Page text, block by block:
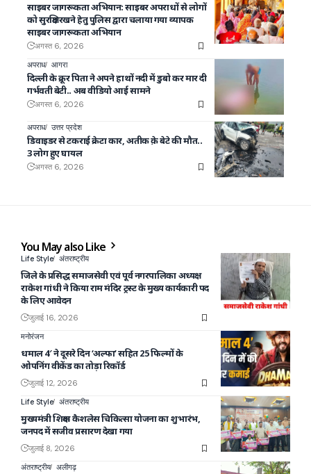
साइबर जागरूकता अभियान: साइबर अपराधों से लोगों
को सुरक्षित रखने हेतु पुलिस द्वारा चलाया गया व्यापक
साइबर जागरूकता अभियान
अगस्त 6, 2026
अपराध आगरा
दिल्ली के क्रूर पिता ने अपने हाथों नदी में डुबो कर मार दी
गर्भवती बेटी.. अब वीडियो आई सामने
अगस्त 6, 2026
अपराध उत्तर प्रदेश
डिवाइडर से टकराई क्रेटा कार, अतीक क़े बेटे की मौत..
3 लोग हुए घायल
अगस्त 6, 2026
You May also Like
Life Style अंतराष्ट्रीय
जिले के प्रसिद्ध समाजसेवी एवं पूर्व नगरपालिका अध्यक्ष
राकेश गांधी ने किया राम मंदिर ट्रस्ट के मुख्य कार्यकारी पद
के लिए आवेदन
जुलाई 16, 2026
मनोरंजन
धमाल 4′ ने दूसरे दिन ‘अल्फा’ सहित 25 फिल्मों के
ओपनिंग वीकेंड का तोड़ा रिकॉर्ड
जुलाई 12, 2026
Life Style अंतराष्ट्रीय
मुख्यमंत्री शिक्षक कैशलेस चिकित्सा योजना का शुभारंभ,
जनपद में सजीव प्रसारण देखा गया
जुलाई 8, 2026
अंतराष्ट्रीय अलीगढ़